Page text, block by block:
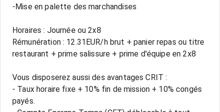
-Mise en palette des marchandises
Horaires : Journée ou 2x8
Rémunération : 12.31EUR/h brut + panier repas ou titre
restaurant + prime salissure + prime d'équipe en 2x8
Vous disposerez aussi des avantages CRIT :
- Taux horaire fixe + 10% fin de mission + 10% congés
payés.